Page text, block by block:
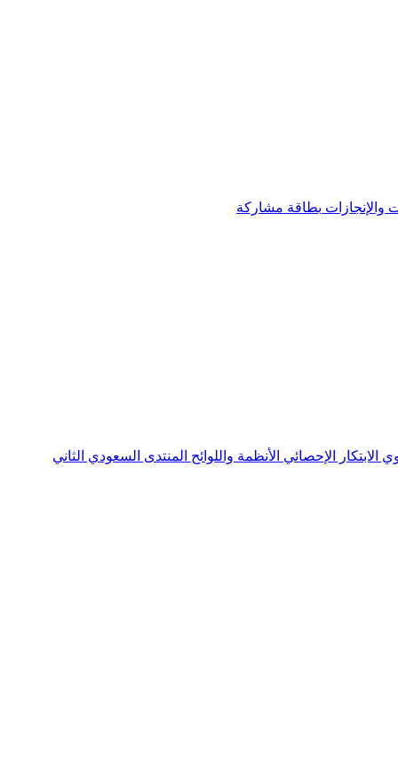
والإنجازات بطاقة مشاركة
الابتكار الإحصائي الأنظمة واللوائح المنتدى السعودي الثاني